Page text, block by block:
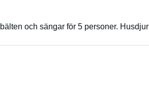
och sängar för 5 personer. Husdjur